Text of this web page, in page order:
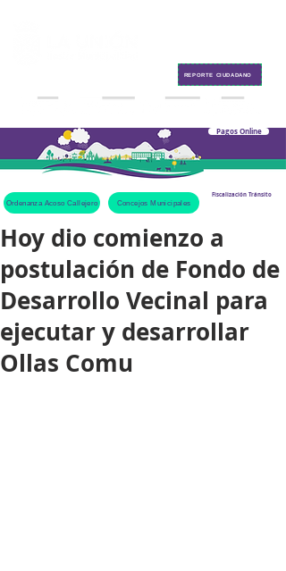
Pagos Online
Ordenanza Acoso Callejero Concejos Municipales
Fiscalización Tránsito
REPORTE CIUDADANO
Hoy dio comienzo a
postulación de Fondo de
Desarrollo Vecinal para
ejecutar y desarrollar
Ollas Comu